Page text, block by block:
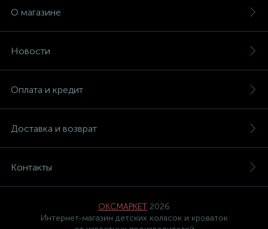
О магазине
Новости
Оплата и кредит
Доставка и возврат
Контакты
ОКСМАРКЕТ 2026
Интернет-магазин детских колясок и кроваток